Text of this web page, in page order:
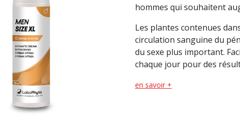
hommes qui souhaitent
Les plantes contenues
circulation sanguine du
du sexe plus important.
chaque jour pour des
en savoir +